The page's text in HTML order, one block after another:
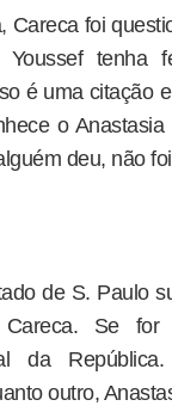
Careca foi
tenha
é uma citação
o
deu, não
de S. Paulo
Careca. Se for
da
outro,